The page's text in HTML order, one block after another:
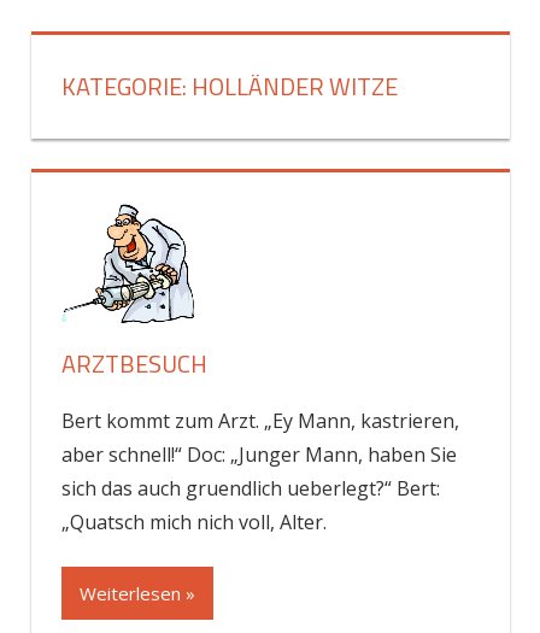
springenKATEGORIE: HOLLÄNDER WITZE
ARZTBESUCH
Bert kommt zum Arzt. „Ey Mann, kastrieren,
aber schnell!“ Doc: „Junger Mann, haben Sie
sich das auch gruendlich ueberlegt?“ Bert:
„Quatsch mich nich voll, Alter.
Weiterlesen »